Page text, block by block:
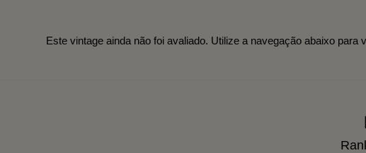
Este vintage ainda não foi avaliado. Utilize a navegação abaixo para